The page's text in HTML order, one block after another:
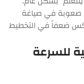
صعوبة في صياغة
ضعفاً في التخطيط
للسرعة